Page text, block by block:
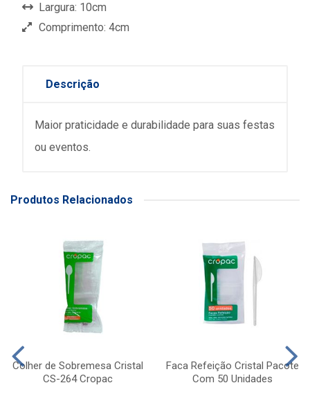
Largura: 10cm
Comprimento: 4cm
Descrição
Maior praticidade e durabilidade para suas festas
ou eventos.
Produtos Relacionados
Colher de Sobremesa Cristal
CS-264 Cropac
Faca Refeição Cristal Pacote
Com 50 Unidades